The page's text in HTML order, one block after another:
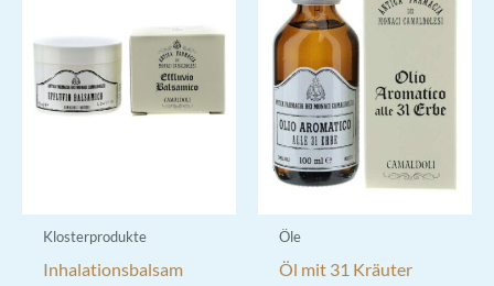
Klosterprodukte
Inhalationsbalsam
Öle
Öl mit 31 Kräuter